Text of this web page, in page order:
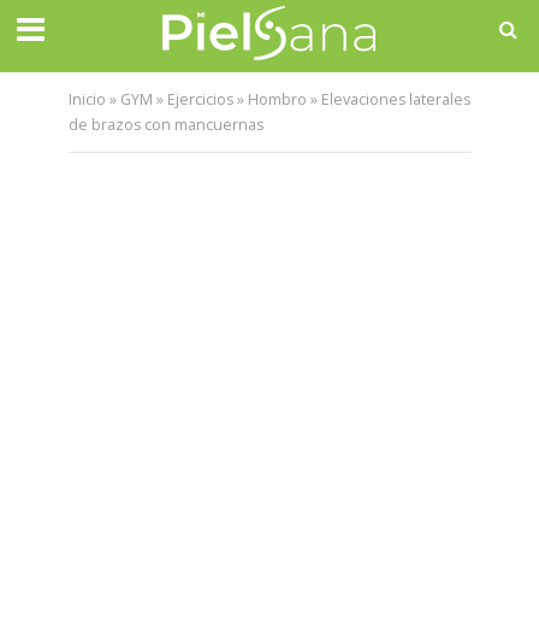
Inicio » GYM » Ejercicios» Hombro » Elevaciones laterales
de brazos con mancuernas